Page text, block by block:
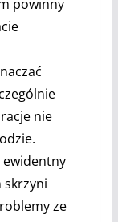
powinny
nie
ewidentny
skrzyni
ze